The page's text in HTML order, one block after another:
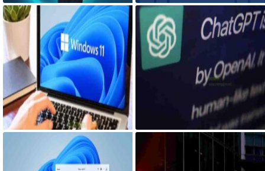
Windows终于有了改进带有增强音
量混合器的Windows 11 Build 253
09
人工智能竞赛加速，全球科技巨头
纷纷发布公告实施类似ChatGPT的
人工智能追逐ChatGPT